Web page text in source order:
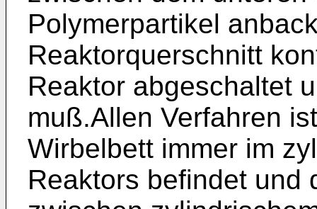
Polymerpartikel
Reaktorquerschnitt
Reaktor abgeschaltet
muß.Allen Verfahren
Wirbelbett immer im
Reaktors befindet und